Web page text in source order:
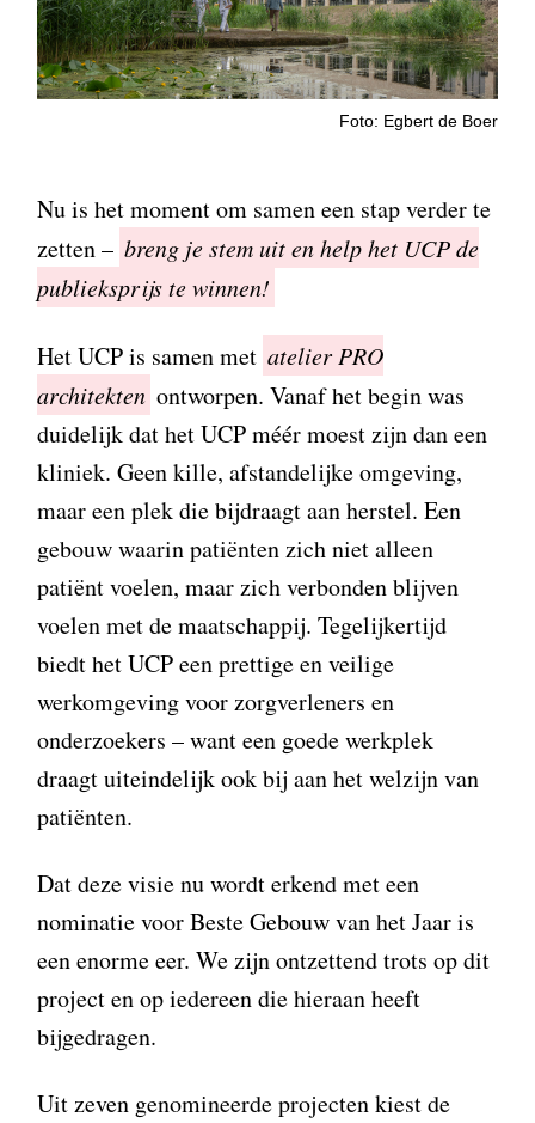
Foto: Egbert de Boer
Nu is het moment om samen een stap verder te
zetten – breng je stem uit en help het UCP de
publieksprijs te winnen!
Het UCP is samen met atelier PRO
architekten ontworpen. Vanaf het begin was
duidelijk dat het UCP méér moest zijn dan een
kliniek. Geen kille, afstandelijke omgeving,
maar een plek die bijdraagt aan herstel. Een
gebouw waarin patiënten zich niet alleen
patiënt voelen, maar zich verbonden blijven
voelen met de maatschappij. Tegelijkertijd
biedt het UCP een prettige en veilige
werkomgeving voor zorgverleners en
onderzoekers – want een goede werkplek
draagt uiteindelijk ook bij aan het welzijn van
patiënten.
Dat deze visie nu wordt erkend met een
nominatie voor Beste Gebouw van het Jaar is
een enorme eer. We zijn ontzettend trots op dit
project en op iedereen die hieraan heeft
bijgedragen.
Uit zeven genomineerde projecten kiest de